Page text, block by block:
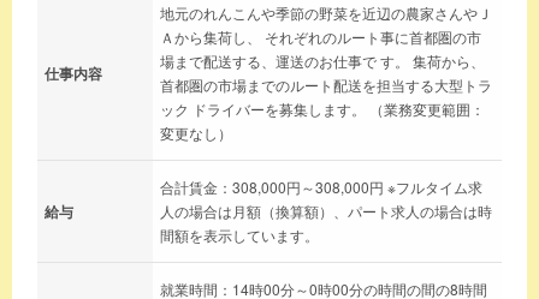
仕事内容
地元のれんこんや季節の野菜を近辺の農家さんやＪ
Ａから集荷し、 それぞれのルート事に首都圏の市
場まで配送する、運送のお仕事で す。 集荷から、
首都圏の市場までのルート配送を担当する大型トラ
ック ドライバーを募集します。 （業務変更範囲：
変更なし）
給与
合計賃金：308,000円～308,000円 ※フルタイム求
人の場合は月額（換算額）、パート求人の場合は時
間額を表示しています。
就業時間：14時00分～0時00分の時間の間の8時間